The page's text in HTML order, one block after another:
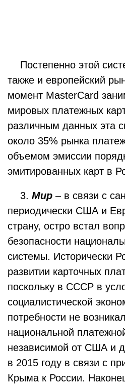
Постепенно этой
также и европейский
момент MasterCard
мировых платежных
различным данных эта
около 35% рынка
объемом эмиссии
эмитированных карт в
3. Мир – в связи с
периодически США и
страну, остро встал
безопасности
системы. Исторически
развитии карточных
поскольку в СССР в
социалистической
потребности не
национальной
независимой от США и
в 2015 году в связи с
Крыма к России.